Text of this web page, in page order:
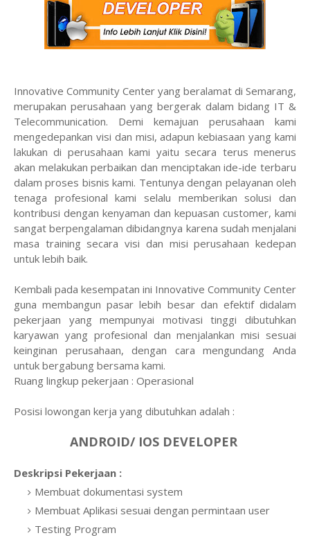
Innovative Community Center yang beralamat di Semarang,
merupakan perusahaan yang bergerak dalam bidang IT &
Telecommunication. Demi kemajuan perusahaan kami
mengedepankan visi dan misi, adapun kebiasaan yang kami
lakukan di perusahaan kami yaitu secara terus menerus
akan melakukan perbaikan dan menciptakan ide-ide terbaru
dalam proses bisnis kami. Tentunya dengan pelayanan oleh
tenaga profesional kami selalu memberikan solusi dan
kontribusi dengan kenyaman dan kepuasan customer, kami
sangat berpengalaman dibidangnya karena sudah menjalani
masa training secara visi dan misi perusahaan kedepan
untuk lebih baik.
Kembali pada kesempatan ini Innovative Community Center
guna membangun pasar lebih besar dan efektif didalam
pekerjaan yang mempunyai motivasi tinggi dibutuhkan
karyawan yang profesional dan menjalankan misi sesuai
keinginan perusahaan, dengan cara mengundang Anda
untuk bergabung bersama kami.
Ruang lingkup pekerjaan : Operasional
Posisi lowongan kerja yang dibutuhkan adalah :
ANDROID/ IOS DEVELOPER
Deskripsi Pekerjaan :
Membuat dokumentasi system
Membuat Aplikasi sesuai dengan permintaan user
Testing Program